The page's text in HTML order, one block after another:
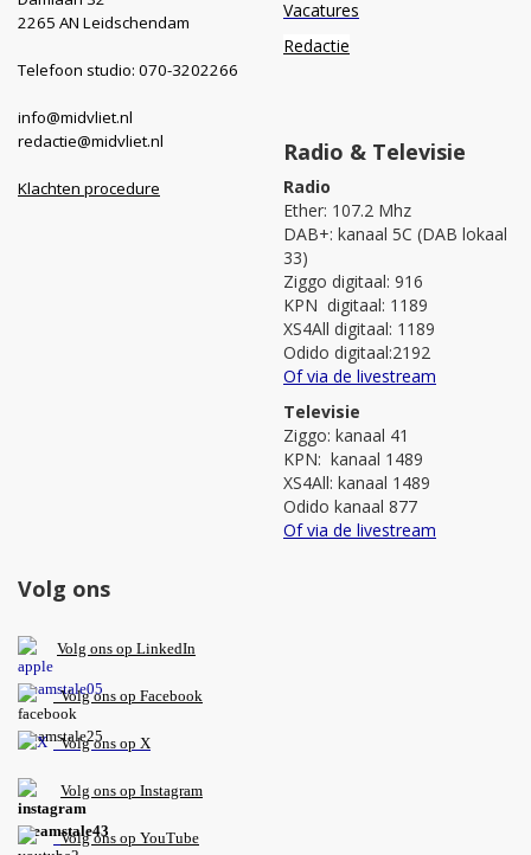
2265 AN Leidschendam
Telefoon studio: 070-3202266
info@midvliet.nl
redactie@midvliet.nl
Klachten procedure
Vacatures
Redactie
Radio & Televisie
Radio
Ether: 107.2 Mhz
DAB+: kanaal 5C (DAB lokaal
33)
Ziggo digitaal: 916
KPN digitaal: 1189
XS4All digitaal: 1189
Odido digitaal:2192
Of via de livestream
Televisie
Ziggo: kanaal 41
KPN: kanaal 1489
XS4All: kanaal 1489
Odido kanaal 877
Of via de livestream
Volg ons
Volg ons op LinkedIn
Volg ons op Facebook
Volg ons op X
Volg ons op Instagram
Volgons op YouTube